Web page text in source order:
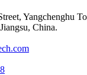
Yangchenghu
China.